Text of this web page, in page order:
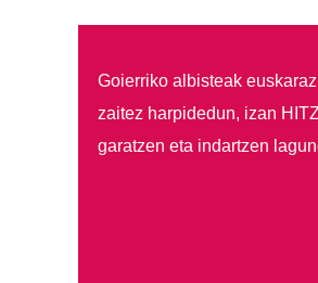
Goierriko albisteak
zaitez harpidedun, izan
garatzen eta indartzen